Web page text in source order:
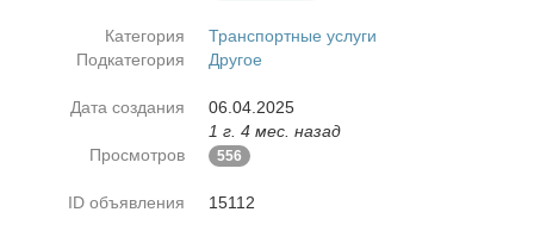
Категория
Транспортные услуги
Подкатегория
Другое
Дата создания
06.04.2025
1 г. 4 мес. назад
Просмотров
556
ID объявления 15112